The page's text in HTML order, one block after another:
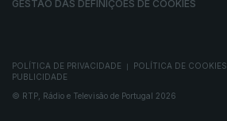
GESTÃO DAS DEFINIÇÕES DE COOKIES
POLÍTICA DE PRIVACIDADE POLÍTICA DE COOKIES
PUBLICIDADE
© RTP, Rádio e Televisão de Portugal 2026